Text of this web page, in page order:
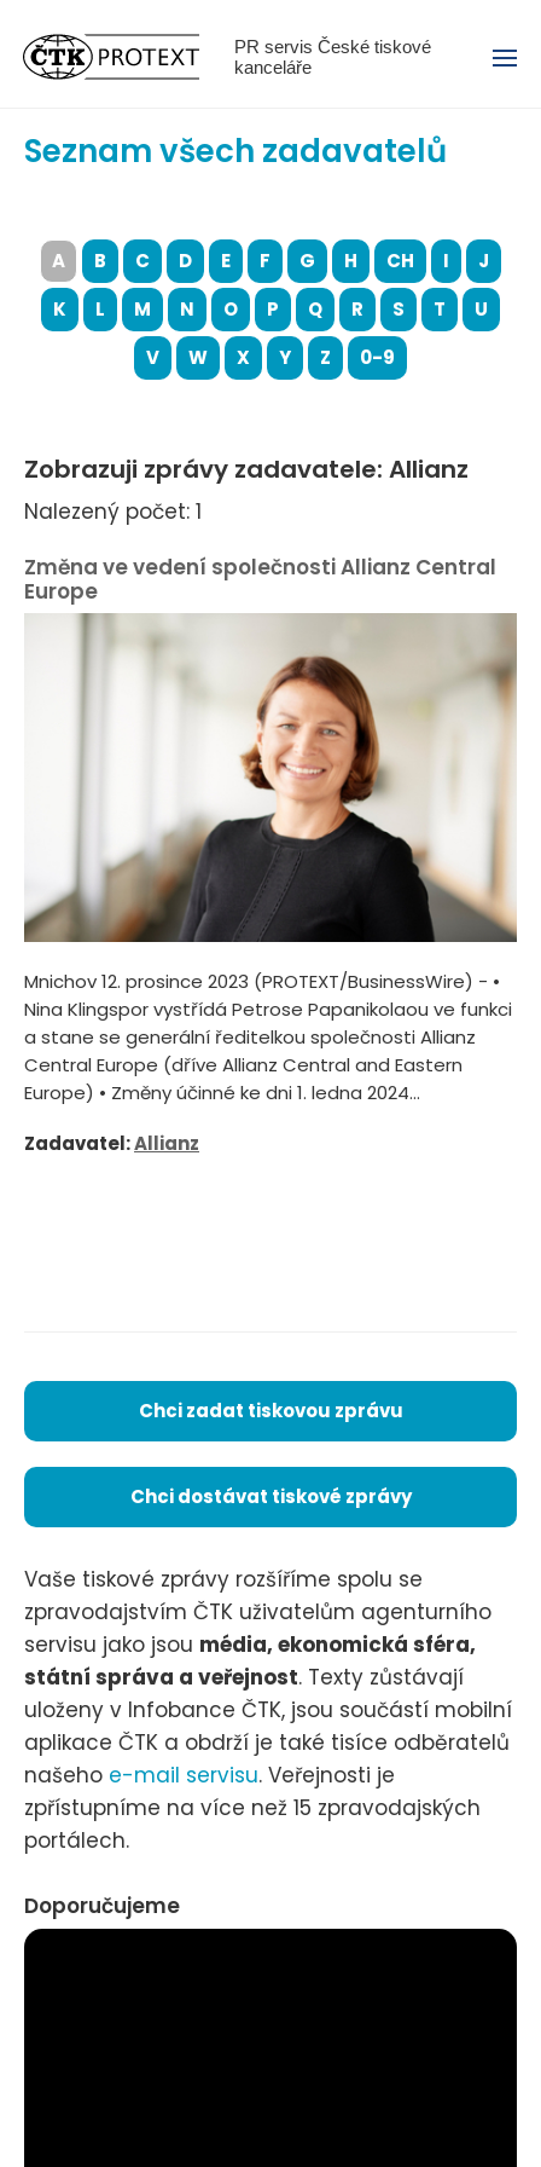
PR servis České tiskové
kanceláře
Menu
Seznam všech zadavatelů
A B C D E F G H CH I
J
K
L M N O P Q R S T
U
V
W X Y Z 0-9
Zobrazuji zprávy zadavatele: Allianz
Nalezený počet: 1
Změna ve vedení společnosti Allianz Central
Europe
Mnichov 12. prosince 2023 (PROTEXT/BusinessWire) - •
Nina Klingspor vystřídá Petrose Papanikolaou ve funkci
a stane se generální ředitelkou společnosti Allianz
Central Europe (dříve Allianz Central and Eastern
Europe) • Změny účinné ke dni 1. ledna 2024...
Zadavatel:Allianz
Chci zadat tiskovou zprávu
Chci dostávat tiskové zprávy
Vaše tiskové zprávy rozšíříme spolu se
zpravodajstvím ČTK uživatelům agenturního
servisu jako jsou média, ekonomická sféra,
státní správa a veřejnost. Texty zůstávají
uloženy v Infobance ČTK, jsou součástí mobilní
aplikace ČTK a obdrží je také tisíce odběratelů
našeho e-mail servisu. Veřejnosti je
zpřístupníme na více než 15 zpravodajských
portálech.
Doporučujeme